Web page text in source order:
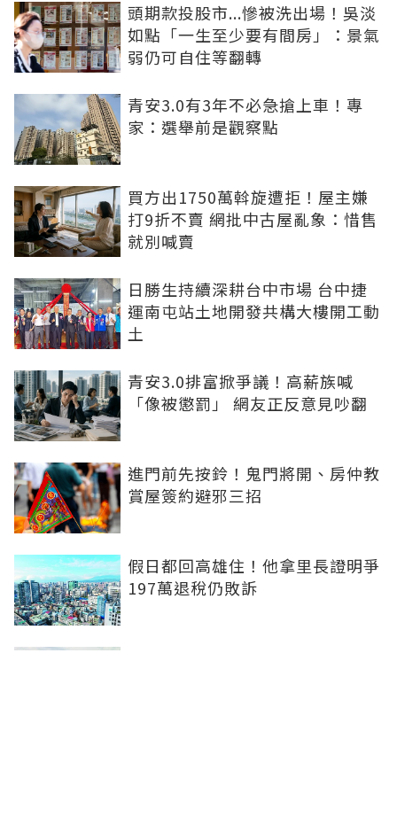
頭期款投股市...慘被洗出場！吳淡
如點「一生至少要有間房」：景氣
弱仍可自住等翻轉
青安3.0有3年不必急搶上車！專
家：選舉前是觀察點
買方出1750萬斡旋遭拒！屋主嫌
打9折不賣 網批中古屋亂象：惜售
就別喊賣
日勝生持續深耕台中市場 台中捷
運南屯站土地開發共構大樓開工動
土
青安3.0排富掀爭議！高薪族喊
「像被懲罰」 網友正反意見吵翻
進門前先按鈴！鬼門將開、房仲教
賞屋簽約避邪三招
假日都回高雄住！他拿里長證明爭
197萬退稅仍敗訴